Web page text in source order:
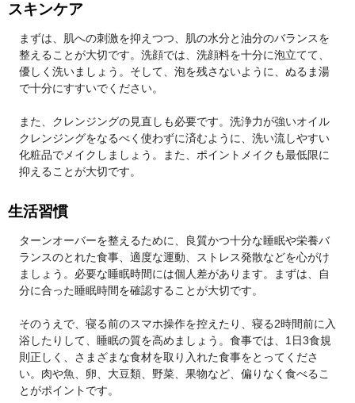
スキンケア
まずは、肌への刺激を抑えつつ、肌の水分と油分のバランスを
整えることが大切です。洗顔では、洗顔料を十分に泡立てて、
優しく洗いましょう。そして、泡を残さないように、ぬるま湯
で十分にすすいでください。
また、クレンジングの見直しも必要です。洗浄力が強いオイル
クレンジングをなるべく使わずに済むように、洗い流しやすい
化粧品でメイクしましょう。また、ポイントメイクも最低限に
抑えることが大切です。
生活習慣
ターンオーバーを整えるために、良質かつ十分な睡眠や栄養バ
ランスのとれた食事、適度な運動、ストレス発散などを心がけ
ましょう。必要な睡眠時間には個人差があります。まずは、自
分に合った睡眠時間を確認することが大切です。
そのうえで、寝る前のスマホ操作を控えたり、寝る2時間前に入
浴したりして、睡眠の質を高めましょう。食事では、1日3食規
則正しく、さまざまな食材を取り入れた食事をとってくださ
い。肉や魚、卵、大豆類、野菜、果物など、偏りなく食べるこ
とがポイントです。